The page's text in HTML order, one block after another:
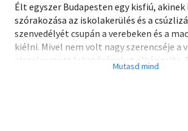
Élt egyszer Budapesten egy kisfiú, akinek
szórakozása az iskolakerülés és a
szenvedélyét csupán a verebeken és a
kiélni. Mivel nem volt nagy szerencséje a
elszalasztott lehetőségeket elképzelte.